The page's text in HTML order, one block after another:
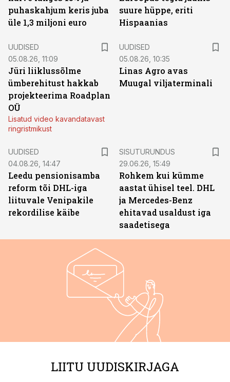
puhaskahjum keris juba
üle 1,3 miljoni euro
suure hüppe, eriti
Hispaanias
UUDISED
05.08.26, 11:09
Jüri liiklussõlme
ümberehitust hakkab
projekteerima Roadplan
OÜ
Lisatud video kavandatavast
ringristmikust
UUDISED
05.08.26, 10:35
Linas Agro avas
Muugal viljaterminali
UUDISED
04.08.26, 14:47
Leedu pensionisamba
reform tõi DHL-iga
liituvale Venipakile
rekordilise käibe
SISUTURUNDUS
29.06.26, 15:49
Rohkem kui kümme
aastat ühisel teel. DHL
ja Mercedes-Benz
ehitavad usaldust iga
saadetisega
LIITU UUDISKIRJAGA